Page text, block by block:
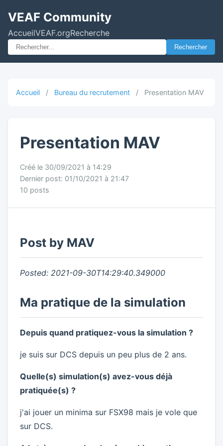
VEAF Community
AccueilVEAF.orgRecherche
Rechercher
Accueil / Bureau du recrutement / Presentation MAV
Presentation MAV
Créé le 30/09/2021 à 14:29
Dernier post: 01/10/2021 à 21:47
10 posts
Post by MAV
Posted: 2021-09-30T14:29:40.349000
Ma pratique de la simulation
Depuis quand pratiquez-vous la simulation ?
je suis sur DCS depuis un peu plus de 2 ans.
Quelle(s) simulation(s) avez-vous déjà
pratiquée(s) ?
j'ai jouer un minima sur FSX98 mais je vole que
sur DCS.